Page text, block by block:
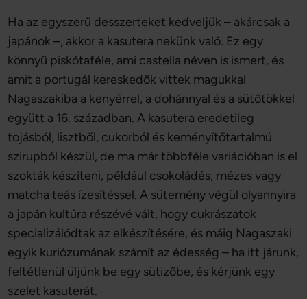
Ha az egyszerű desszerteket kedveljük – akárcsak a
japánok –, akkor a kasutera nekünk való. Ez egy
könnyű piskótaféle, ami castella néven is ismert, és
amit a portugál kereskedők vittek magukkal
Nagaszakiba a kenyérrel, a dohánnyal és a sütőtökkel
együtt a 16. században. A kasutera eredetileg
tojásból, lisztből, cukorból és keményítőtartalmú
szirupból készül, de ma már többféle variációban is el
szokták készíteni, például csokoládés, mézes vagy
matcha teás ízesítéssel. A sütemény végül olyannyira
a japán kultúra részévé vált, hogy cukrászatok
specializálódtak az elkészítésére, és máig Nagaszaki
egyik kuriózumának számít az édesség – ha itt járunk,
feltétlenül üljünk be egy sütizőbe, és kérjünk egy
szelet kasuterát.